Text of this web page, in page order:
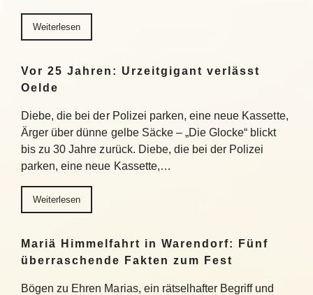
Weiterlesen
Vor 25 Jahren: Urzeitgigant verlässt
Oelde
Diebe, die bei der Polizei parken, eine neue Kassette,
Ärger über dünne gelbe Säcke – „Die Glocke“ blickt
bis zu 30 Jahre zurück. Diebe, die bei der Polizei
parken, eine neue Kassette,…
Weiterlesen
Mariä Himmelfahrt in Warendorf: Fünf
überraschende Fakten zum Fest
Bögen zu Ehren Marias, ein rätselhafter Begriff und